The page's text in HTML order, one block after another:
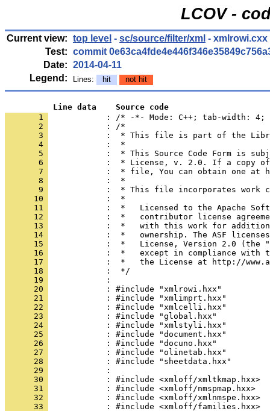
LCOV -
Current view: top level - sc/source/filter/xml - xmlrowi.cxx
Test: commit
Date: 2014-04-11
Legend:
Lines: hit not hit
          Line data    Source code
       1
: /* -*- Mode: C++; tab-width:
       2
       3
       4
       5
       6
       7
       8
       9
      10
      11
      12
      13
      14
      15
      16
      17
      18
      19
      20
      21
      22
      23
      24
      25
      26
      27
      28
      29
      30
      31
      32
      33